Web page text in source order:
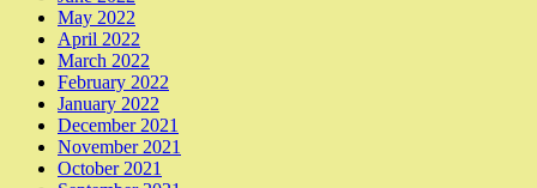
May 2022
April 2022
March 2022
February 2022
January 2022
December 2021
November 2021
October 2021